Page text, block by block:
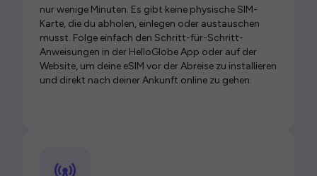
nur wenige Minuten. Es gibt keine physische SIM-
Karte, die du abholen, einlegen oder austauschen
musst. Folge einfach den Schritt-für-Schritt-
Anweisungen in der HelloGlobe App oder auf der
Website, um deine eSIM vor der Abreise zu installieren
und direkt nach deiner Ankunft online zu gehen.